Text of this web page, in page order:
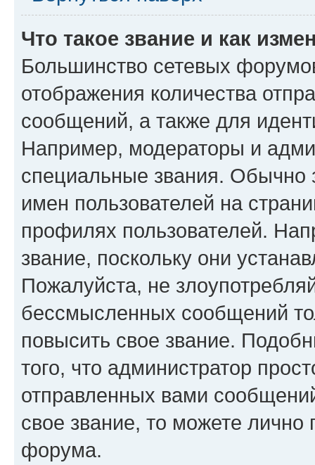
Что такое звание и как
Большинство сетевых
отображения количества
сообщений, а также для
Например, модераторы и
специальные звания. Обычно
имен пользователей на
профилях пользователей.
звание, поскольку они
Пожалуйста, не
бессмысленных сообщений
повысить свое звание.
того, что администратор
отправленных вами
свое звание, то можете лично
форума.